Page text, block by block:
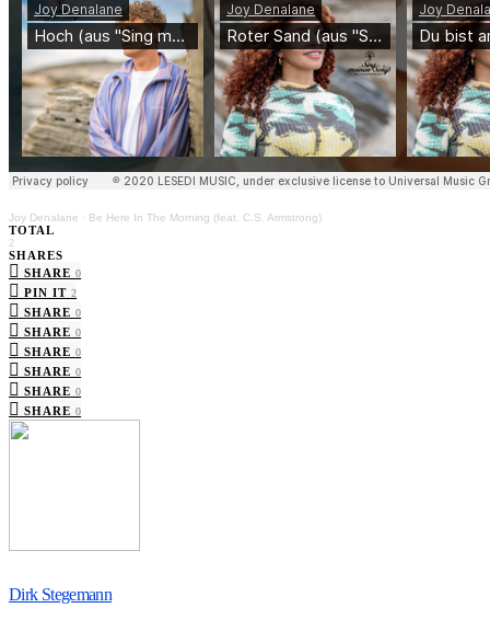
Joy Denalane · Be Here In The Morning (feat. C.S. Armstrong)
TOTAL
2
SHARES
SHARE 0
PIN IT 2
SHARE 0
SHARE 0
SHARE 0
SHARE 0
SHARE 0
SHARE 0
Dirk Stegemann